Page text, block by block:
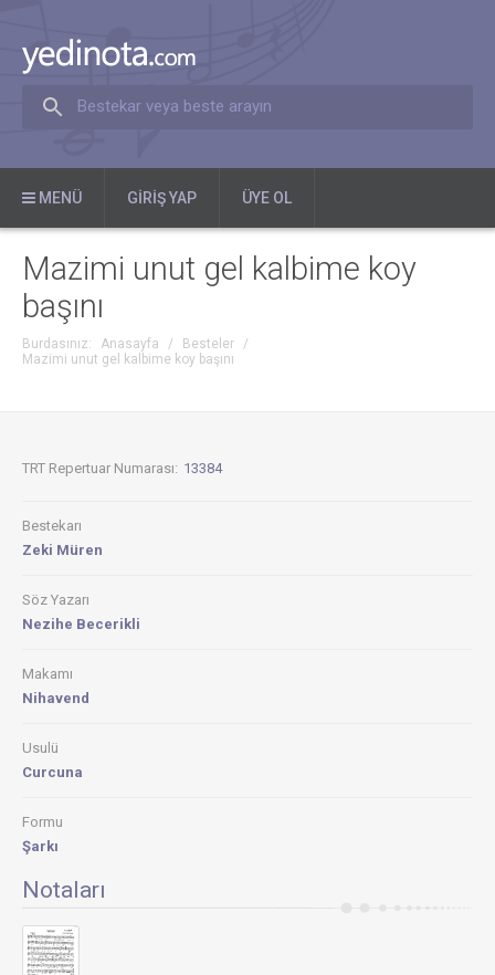
Bestekar veya beste arayın
MENÜ GIRIŞ YAP ÜYE OL
Mazimi unut gel kalbime koy
başını
Burdasınız: Anasayfa / Besteler
/
Mazimi unut gel kalbime koy başını
TRT Repertuar Numarası: 13384
Bestekarı
Zeki Müren
Söz Yazarı
Nezihe Becerikli
Makamı
Nihavend
Usulü
Curcuna
Formu
Şarkı
Notaları